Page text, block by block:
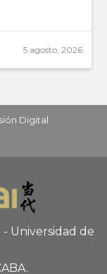
5 agosto, 2026
Digital
Universidad de
.